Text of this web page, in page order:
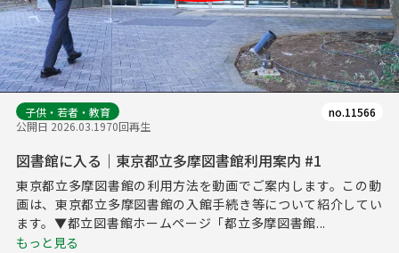
子供・若者・教育
公開日 2026.03.1970回再生
no.11566
図書館に入る｜東京都立多摩図書館利用案内 #1
東京都立多摩図書館の利用方法を動画でご案内します。この動
画は、東京都立多摩図書館の入館手続き等について紹介してい
ます。▼都立図書館ホームページ「都立多摩図書館...
もっと見る